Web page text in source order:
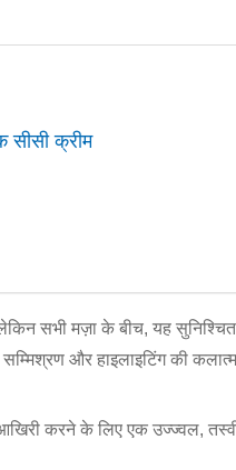
क्रीम
सभी मज़ा के बीच, यह
और हाइलाइटिंग की
करने के लिए एक उज्ज्वल,